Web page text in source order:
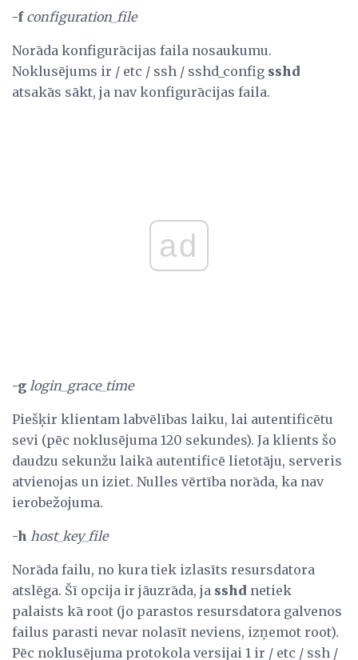
-f configuration_file
Norāda konfigurācijas faila nosaukumu.
Noklusējums ir / etc / ssh / sshd_config sshd
atsakās sākt, ja nav konfigurācijas faila.
ad
-g login_grace_time
Piešķir klientam labvēlības laiku, lai autentificētu
sevi (pēc noklusējuma 120 sekundes). Ja klients šo
daudzu sekunžu laikā autentificē lietotāju, serveris
atvienojas un iziet. Nulles vērtība norāda, ka nav
ierobežojuma.
-h host_key_file
Norāda failu, no kura tiek izlasīts resursdatora
atslēga. Šī opcija ir jāuzrāda, ja sshd netiek
palaists kā root (jo parastos resursdatora galvenos
failus parasti nevar nolasīt neviens, izņemot root).
Pēc noklusējuma protokola versijai 1 ir / etc / ssh /